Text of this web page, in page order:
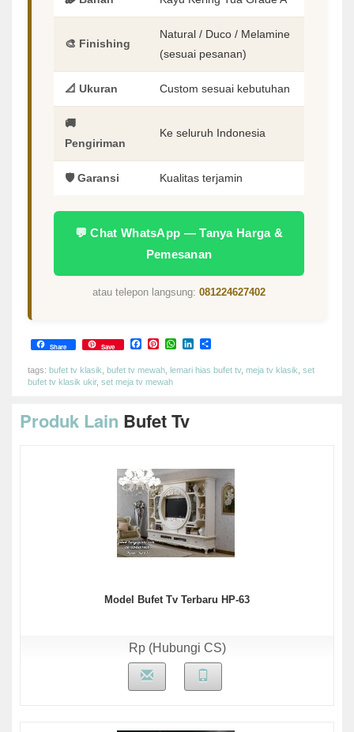
🎨 Finishing
Natural / Duco / Melamine
(sesuai pesanan)
📐 Ukuran Custom sesuai kebutuhan
🚚
Pengiriman
Ke seluruh Indonesia
🛡️ Garansi Kualitas terjamin
💬 Chat WhatsApp — Tanya Harga &
Pemesanan
atau telepon langsung: 081224627402
Share Save Facebook
Pinterest
WhatsApp
LinkedIn
tags: bufet tv klasik bufet tv mewah lemari hias bufet tv, meja tv klasik set
bufet tv klasik ukir, set meja tv mewah
Produk Lain Bufet Tv
Model Bufet Tv Terbaru HP-63
Rp (Hubungi CS)